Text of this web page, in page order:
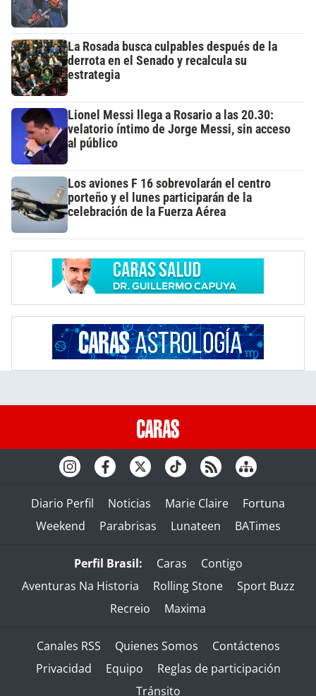
La Rosada busca culpables después de la
derrota en el Senado y recalcula su
estrategia
Lionel Messi llega a Rosario a las 20.30:
velatorio íntimo de Jorge Messi, sin acceso
al público
Los aviones F 16 sobrevolarán el centro
porteño y el lunes participarán de la
celebración de la Fuerza Aérea
Diario Perfil Noticias Marie Claire
Fortuna
Weekend
Parabrisas Lunateen BATimes
Perfil Brasil: Caras
Contigo
Aventuras Na Historia
Rolling Stone
Sport Buzz
Recreio
Maxima
Canales RSS Quienes Somos
Contáctenos
Privacidad
Equipo
Reglas de participación
Tránsito